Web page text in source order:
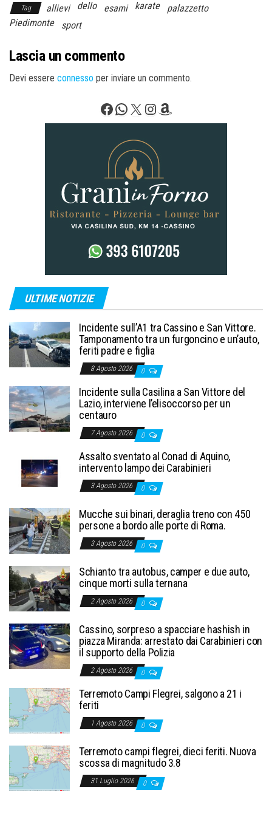
Tag allievi dello esami karate
palazzetto
Piedimonte
sport
Lascia un commento
Devi essere connesso per inviare un commento.
Facebook
WhatsApp
X Instagram
Amazon
ULTIME NOTIZIE
Incidente sull’A1 tra Cassino e San Vittore.
Tamponamento tra un furgoncino e un’auto,
feriti padre e figlia
8 Agosto 2026 0
Incidente sulla Casilina a San Vittore del
Lazio, interviene l’elisoccorso per un
centauro
7 Agosto 2026 0
Assalto sventato al Conad di Aquino,
intervento lampo dei Carabinieri
3 Agosto 2026 0
Mucche sui binari, deraglia treno con 450
persone a bordo alle porte di Roma.
3 Agosto 2026 0
Schianto tra autobus, camper e due auto,
cinque morti sulla ternana
2 Agosto 2026 0
Cassino, sorpreso a spacciare hashish in
piazza Miranda: arrestato dai Carabinieri con
il supporto della Polizia
2 Agosto 2026 0
Terremoto Campi Flegrei, salgono a 21 i
feriti
1 Agosto 2026 0
Terremoto campi flegrei, dieci feriti. Nuova
scossa di magnitudo 3.8
31 Luglio 2026 0